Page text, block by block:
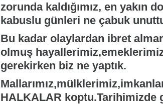
zorunda kaldığımız, en yakın
kabuslu günleri ne çabuk
Bu kadar olaylardan ibret
olmuş
gerekirken biz ne yaptık.
HALKALAR koptu.Tarihimizde